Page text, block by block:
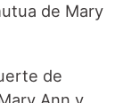
de Mary
de
Ann y